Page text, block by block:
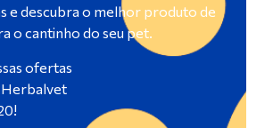
e descubra o melhor produto de
o cantinho do seu pet.
ofertas
Herbalvet